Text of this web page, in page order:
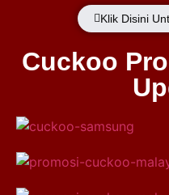
Klik Disini
Cuckoo